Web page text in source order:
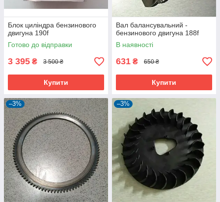
Блок циліндра бензинового
двигуна 190f
Готово до відправки
3 395 ₴ 3 500 ₴
Купити
Вал балансувальний -
бензинового двигуна 188f
В наявності
631 ₴ 650 ₴
Купити
–3% –3%